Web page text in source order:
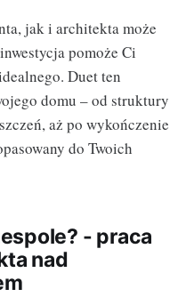
jak i architekta może
pomoże Ci
Duet ten
domu – od struktury
aż po wykończenie
do Twoich
- praca
nad